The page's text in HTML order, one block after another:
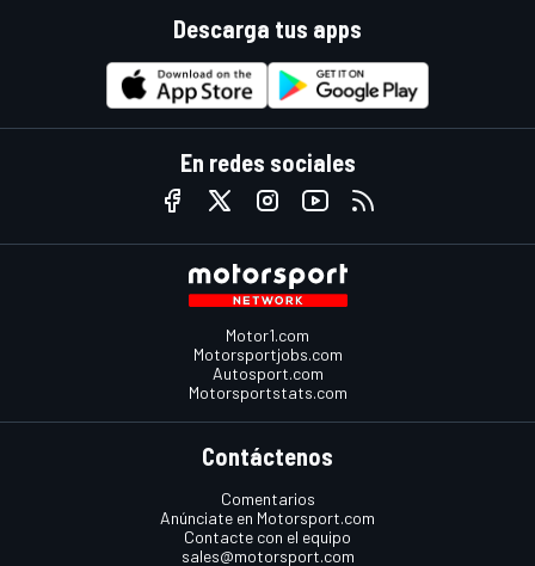
Descarga tus apps
En redes sociales
Motor1.com
Motorsportjobs.com
Autosport.com
Motorsportstats.com
Contáctenos
Comentarios
Anúnciate en Motorsport.com
Contacte con el equipo
sales@motorsport.com